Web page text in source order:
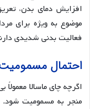
افزایش دمای بدن،
موضوع به ویژه برای
فعالیت بدنی شدیدی
احتمال
اگرچه چای ماسالا
منجر به مسمومیت شود.